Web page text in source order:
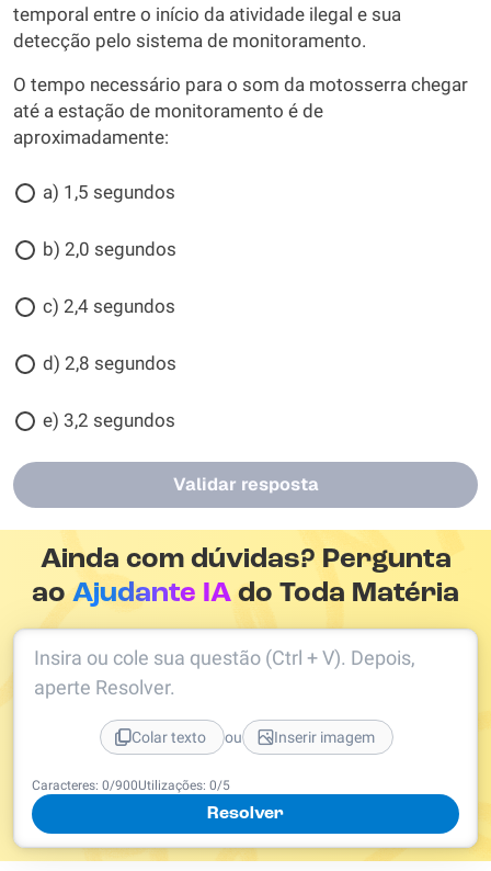
temporal entre o início da atividade ilegal e sua
detecção pelo sistema de monitoramento.
O tempo necessário para o som da motosserra chegar
até a estação de monitoramento é de
aproximadamente:
a) 1,5 segundos
b) 2,0 segundos
c) 2,4 segundos
d) 2,8 segundos
e) 3,2 segundos
Validar resposta
Ainda com dúvidas? Pergunta
aoAjudante IA do Toda Matéria
Caracteres: 0/900Utilizações: 0/5
Resolver
Insira ou cole sua questão (Ctrl + V). Depois,
aperte Resolver.
Colar texto ou Inserir imagem